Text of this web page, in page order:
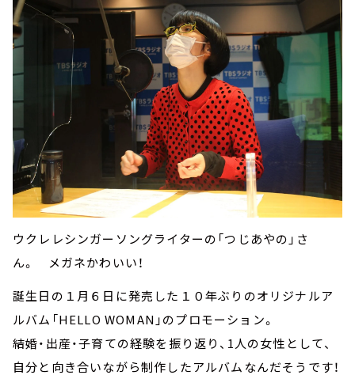
ウクレレシンガーソングライターの「つじあやの」さ
ん。 メガネかわいい！
誕生日の１月６日に発売した１０年ぶりのオリジナルア
ルバム「HELLO WOMAN」のプロモーション。
結婚・出産・子育ての経験を振り返り、1人の女性として、
自分と向き合いながら制作したアルバムなんだそうです！